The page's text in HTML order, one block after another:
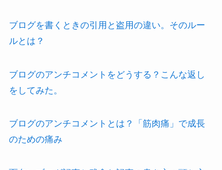
ブログを書くときの引用と盗用の違い。そのルー
ルとは？
ブログのアンチコメントをどうする？こんな返し
をしてみた。
ブログのアンチコメントとは？「筋肉痛」で成長
のための痛み